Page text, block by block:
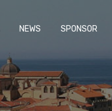
NEWS SPONSOR